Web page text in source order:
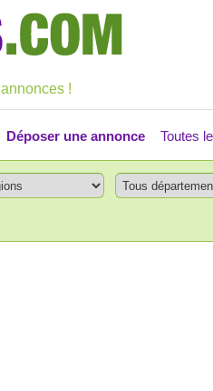
annonces !
Déposer une annonce Toutes